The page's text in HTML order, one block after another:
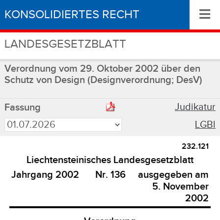
KONSOLIDIERTES RECHT
LANDESGESETZBLATT
≡
Verordnung vom 29. Oktober 2002 über den
Schutz von Design (Designverordnung; DesV)
Fassung
Judikatur
LGBl